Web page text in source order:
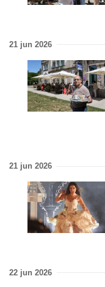
21 jun 2026
21 jun 2026
22 jun 2026